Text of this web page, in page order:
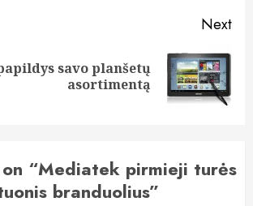
Next
savo planšetų
asortimentą
“Mediatek pirmieji turės
branduolius”